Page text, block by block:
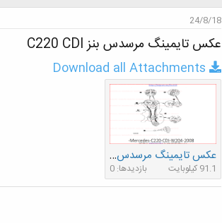
24/8/18
عکس تایمینگ مرسدس بنز C220 CDI
Download all Attachments
عکس تایمینگ مرسدس بنز C220 CDI.PNG
91.1 کیلوبایت
بازدیدها: 0